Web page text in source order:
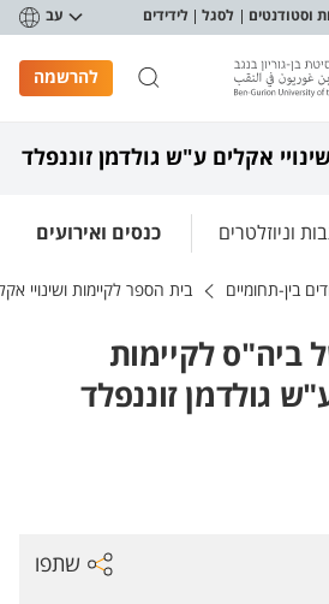
וסטודנטים לסגל לידידים עב
להרשמה
אקלים ע"ש גולדמן זוננפלד
וניוזלטרים כנסים ואירועים
בין-תחומיים בית הספר לקיימות ושינויי
ביה"ס לקיימות
גולדמן זוננפלד
שתפו